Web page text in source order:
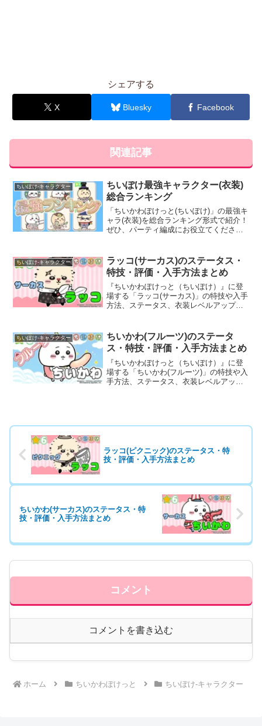
シェアする
X Bluesky Facebook
関連記事
ちいぽけ-キャラクター
ちいぽけ最強キャラクター(衣装)
総合ランキング
「ちいかわぽけっと(ちいぽけ)」の最強キ
ャラ(衣装)を総合ランキング形式で紹介！
ぜひ、パーティ編成にお役立てくださ
ちいぽけ-キャラクター
ラッコ(サーカス)のステータス・
特技・評価・入手方法まとめ
『ちいかわぽけっと（ちいぽけ）』に登
場する「ラッコ(サーカス)」の特技や入手
方法、ステータス、衣装レベルアップ・
います。
ちいぽけ-キャラクター
ちいかわ(フルーツ)のステータ
ス・特技・評価・入手方法まとめ
『ちいかわぽけっと（ちいぽけ）』に登
場する「ちいかわ(フルーツ)」の特技や入
手方法、ステータス、衣装レベルアッ
ラッコ(ピクニック)のステータス・特
技・評価・入手方法まとめ
ちいかわ(サーカス)のステータス・特
技・評価・入手方法まとめ
コメント
コメントを書き込む
ホーム ちいかわぽけっと ちいぽけ-キャラクター